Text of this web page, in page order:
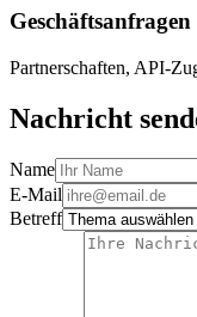
Geschäftsanfragen
Partnerschaften, API-
Nachricht
Name
E-Mail
Betreff